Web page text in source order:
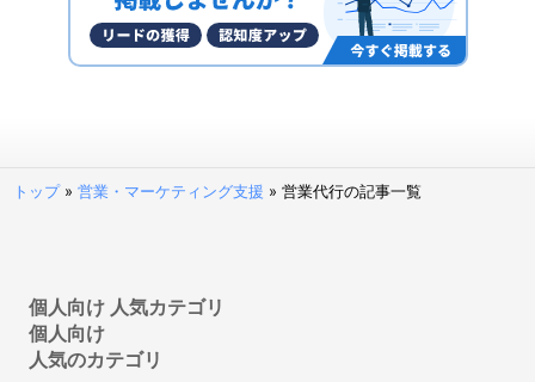
決済代行サービス
固定資産管理システム
法人カード
経営管理システム
不動産向け電子契約システム
補助金申請サポート・代行
トップ»営業・マーケティング支援 »営業代行の記事一覧
個人向け 人気カテゴリ
個人向け
人気のカテゴリ